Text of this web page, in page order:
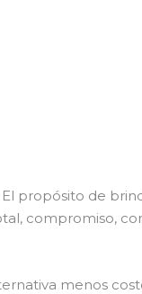
propósito de
compromiso,
menos